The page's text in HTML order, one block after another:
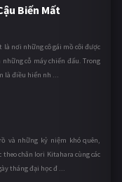
Biến Mất
nơi những cô gái mồ côi được
cỗ máy chiến đấu. Trong
là điều hiển nh ...
và những kỷ niệm khó quên,
chân Iori Kitahara cùng các
tháng đại học đ ...